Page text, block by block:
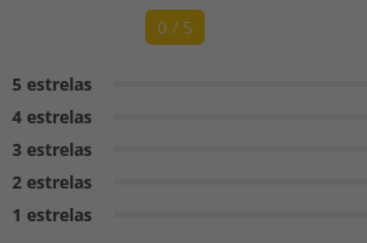
0 / 5
5 estrelas
4 estrelas
3 estrelas
2 estrelas
1 estrelas